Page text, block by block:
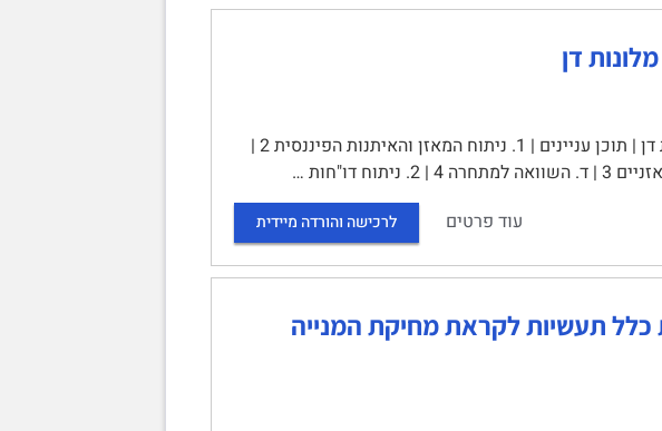
דן
ניתוח דוחות כספיים והערכת שווי – רשת מלונות דן | תוכן עניינים | 1. ניתוח המאזן והאיתנות הפיננסית 2 |
עוד פרטים לרכישה והורדה מיידית
כלל תעשיות לקראת מחיקת המנייה